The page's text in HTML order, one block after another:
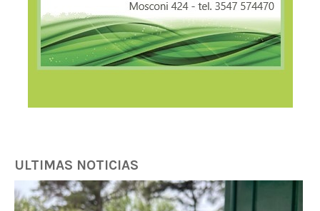
ULTIMAS NOTICIAS